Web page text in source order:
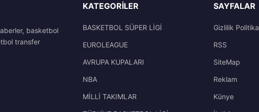
basketbol
transfer
KATEGORILER
BASKETBOL SÜPER LİGİ
EUROLEAGUE
AVRUPA KUPALARI
NBA
MİLLİ TAKIMLAR
SAYFALAR
Gizlilik
RSS
SiteMap
Reklam
Künye